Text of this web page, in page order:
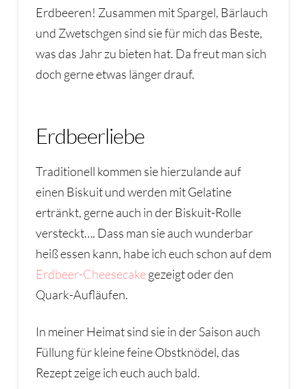
Erdbeeren! Zusammen mit Spargel, Bärlauch
und Zwetschgen sind sie für mich das Beste,
was das Jahr zu bieten hat. Da freut man sich
doch gerne etwas länger drauf.
Erdbeerliebe
Traditionell kommen sie hierzulande auf
einen Biskuit und werden mit Gelatine
ertränkt, gerne auch in der Biskuit-Rolle
versteckt…. Dass man sie auch wunderbar
heiß essen kann, habe ich euch schon auf dem
Erdbeer-Cheesecakegezeigt oder den
Quark-Aufläufen.
In meiner Heimat sind sie in der Saison auch
Füllung für kleine feine Obstknödel, das
Rezept zeige ich euch auch bald.